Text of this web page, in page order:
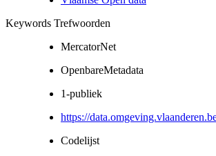
Keywords Trefwoorden
MercatorNet
OpenbareMetadata
1-publiek
https://
Codelijst